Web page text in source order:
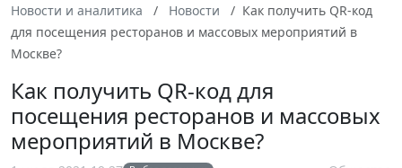
Новости и аналитика Новости
Как получить QR-код
для посещения ресторанов и массовых мероприятий в
Москве?
Как получить QR-код для
посещения ресторанов и массовых
мероприятий в Москве?